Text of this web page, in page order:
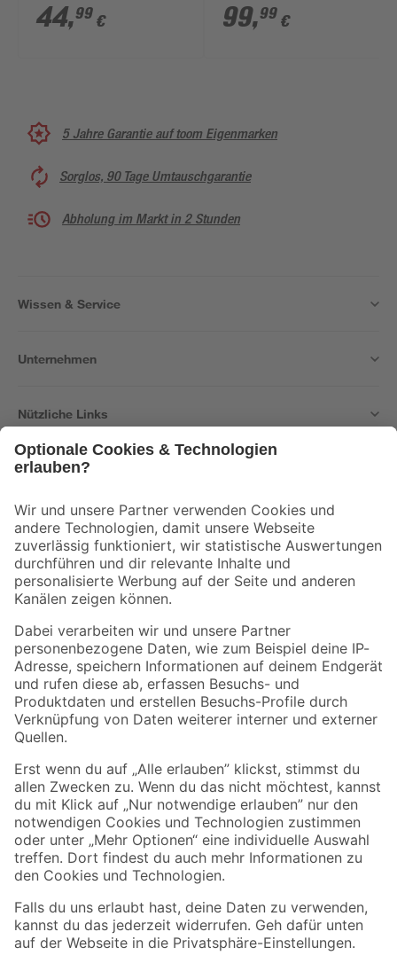
cm
44,99 € 99,99 €
5 Jahre Garantie auf toom Eigenmarken
Sorglos, 90 Tage Umtauschgarantie
Abholung im Markt in 2 Stunden
Wissen & Service
Unternehmen
Nützliche Links
Der toom Newsletter: Keine Angebote und Aktionen mehr verpassen!
Zur Newsletter Anmeldung
Folge uns
Zahlungsarten Versandarten
Sicher einkaufen
Jetzt die toom-App herunterladen
Alle Preisangaben in EUR inkl. gesetzl. MwSt.. Die dargestellten Angebote sind unter
Umständen nicht in allen Märkten verfügbar. Die angegebenen Verfügbarkeiten beziehen